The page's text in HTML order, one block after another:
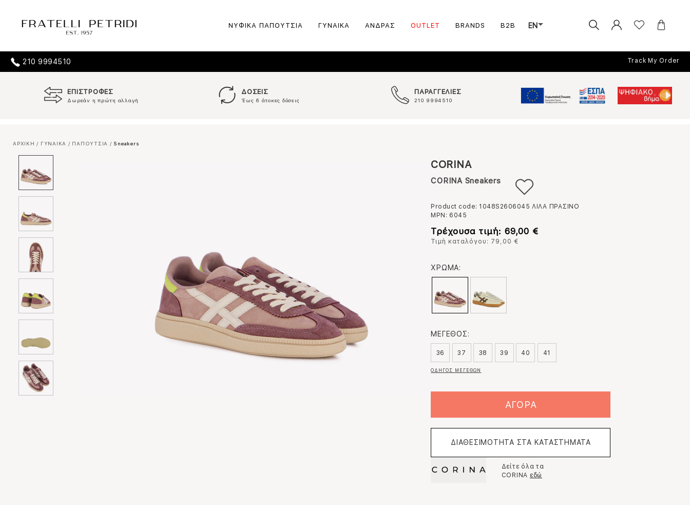
ΝΥΦΙΚΑ ΠΑΠΟΥΤΣΙΑ ΓΥΝΑΙΚΑ ΑΝΔΡΑΣ OUTLET BRANDS B2B EN
210 9994510 Track My Order
ΕΠΙΣΤΡΟΦΕΣ
Δωρεάν η πρώτη αλλαγή
ΔΟΣΕΙΣ
Έως 6 άτοκες δόσεις
ΠΑΡΑΓΓΕΛΙΕΣ
210 9994510
ΑΡΧΙΚΗ / ΓΥΝΑΙΚΑ / ΠΑΠΟΥΤΣΙΑ / Sneakers
CORINA
CORINA Sneakers
Product code: 1048S2606045 ΛΙΛΑ ΠΡΑΣΙΝΟ
MPN: 6045
Τρέχουσα τιμή: 69,00 €
Τιμή καταλόγου: 79,00 €
ΧΡΩΜΑ:
ΜΕΓΕΘΟΣ:
36 37 38 39 40 41
ΟΔΗΓΟΣ ΜΕΓΕΘΩΝ
ΑΓΟΡΑ
ΔΙΑΘΕΣΙΜΟΤΗΤΑ ΣΤΑ ΚΑΤΑΣΤΗΜΑΤΑ
Δείτε όλα τα
CORINA εδώ